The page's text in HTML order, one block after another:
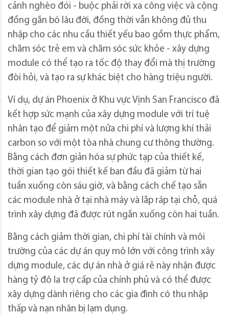
cảnh nghèo đói - buộc phải rời xa công việc và cộng
đồng gắn bó lâu đời, đồng thời vẫn không đủ thu
nhập cho các nhu cầu thiết yếu bao gồm thực phẩm,
chăm sóc trẻ em và chăm sóc sức khỏe - xây dựng
module có thể tạo ra tốc độ thay đổi mà thị trường
đòi hỏi, và tạo ra sự khác biệt cho hàng triệu người.
Ví dụ, dự án Phoenix ở Khu vực Vịnh San Francisco đã
kết hợp sức mạnh của xây dựng module với trí tuệ
nhân tạo để giảm một nửa chi phí và lượng khí thải
carbon so với một tòa nhà chung cư thông thường.
Bằng cách đơn giản hóa sự phức tạp của thiết kế,
thời gian tạo gói thiết kế ban đầu đã giảm từ hai
tuần xuống còn sáu giờ, và bằng cách chế tạo sẵn
các module nhà ở tại nhà máy và lắp ráp tại chỗ, quá
trình xây dựng đã được rút ngắn xuống còn hai tuần.
Bằng cách giảm thời gian, chi phí tài chính và môi
trường của các dự án quy mô lớn với công trình xây
dựng module, các dự án nhà ở giá rẻ này nhận được
hàng tỷ đô la trợ cấp của chính phủ và có thể được
xây dựng dành riêng cho các gia đình có thu nhập
thấp và nạn nhân bị lạm dụng.